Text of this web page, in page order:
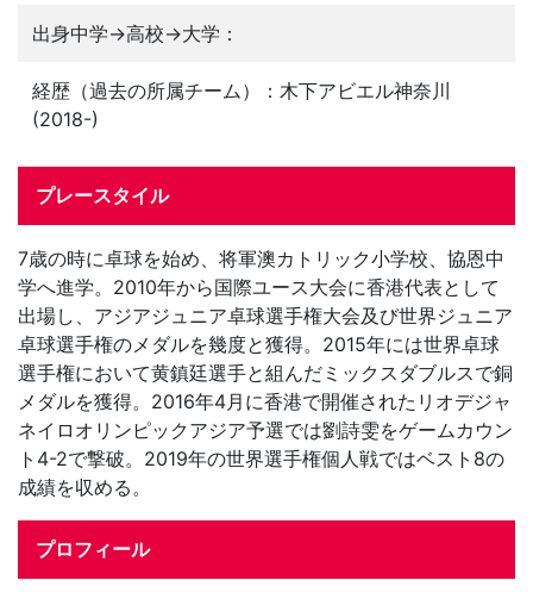
出身中学→高校→大学：
経歴（過去の所属チーム）：木下アビエル神奈川
(2018-)
プレースタイル
7歳の時に卓球を始め、将軍澳カトリック小学校、協恩中
学へ進学。2010年から国際ユース大会に香港代表として
出場し、アジアジュニア卓球選手権大会及び世界ジュニア
卓球選手権のメダルを幾度と獲得。2015年には世界卓球
選手権において黄鎮廷選手と組んだミックスダブルスで銅
メダルを獲得。2016年4月に香港で開催されたリオデジャ
ネイロオリンピックアジア予選では劉詩雯をゲームカウン
ト4-2で撃破。2019年の世界選手権個人戦ではベスト8の
成績を収める。
プロフィール